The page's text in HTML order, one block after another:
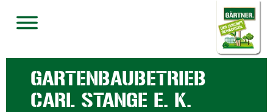
GARTENBAUBETRIEB
CARL STANGE E. K.